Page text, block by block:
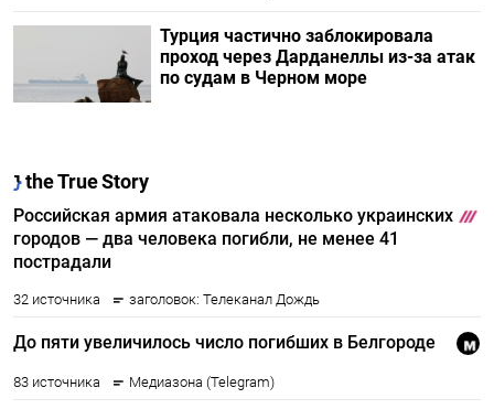
Турция частично заблокировала
проход через Дарданеллы из-за атак
по судам в Черном море